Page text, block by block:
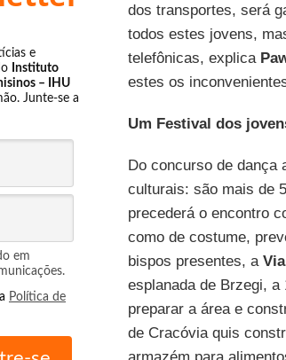
e
Instituto
– IHU
Junte-se a
em
Política de
dos transportes, será
todos estes jovens,
telefônicas, explica
estes os
Um Festival dos
Do concurso de dança
culturais: são mais de
precederá o encontro
como de costume,
bispos presentes, a
esplanada de Brzegi,
preparar a área e
de Cracóvia quis